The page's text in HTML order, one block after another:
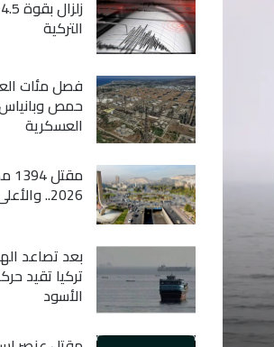
التركية
فصل مئات
حمص
العسكرية
2026.. والأعلى في أيار
بعد تصاعد
تركيا تقيد
الأسود